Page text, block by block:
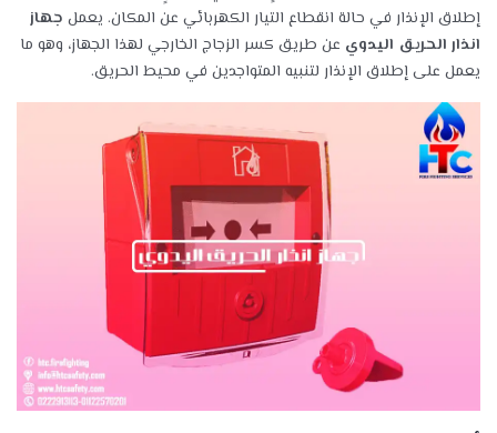
إطلاق الإنذار في حالة انقطاع التيار الكهربائي عن المكان. يعمل جهاز
انذار الحريق اليدوي عن طريق كسر الزجاج الخارجي لهذا الجهاز، وهو ما
يعمل على إطلاق الإنذار لتنبيه المتواجدين في محيط الحريق.